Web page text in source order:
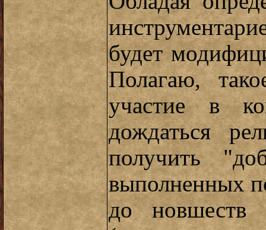
будет
Полагаю,
участие в
дождаться
получить
выполненных
до новшеств